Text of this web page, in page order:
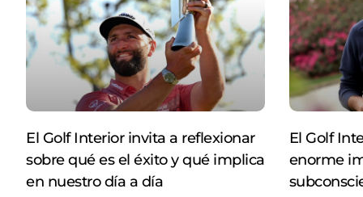
El Golf Interior invita a reflexionar
sobre qué es el éxito y qué implica
en nuestro día a día
El Golf
enorme